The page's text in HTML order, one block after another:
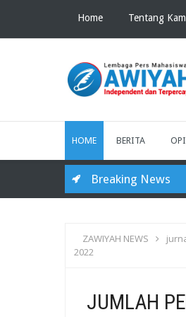
Home Tentang
HOME BERITA
Breaking News
ZAWIYAH NEWS
2022
JUMLAH